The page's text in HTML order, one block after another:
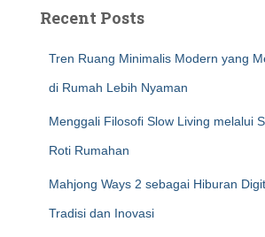
Recent Posts
Tren Ruang Minimalis Modern yang
di Rumah Lebih Nyaman
Menggali Filosofi Slow Living melalui
Roti Rumahan
Mahjong Ways 2 sebagai Hiburan
Tradisi dan Inovasi